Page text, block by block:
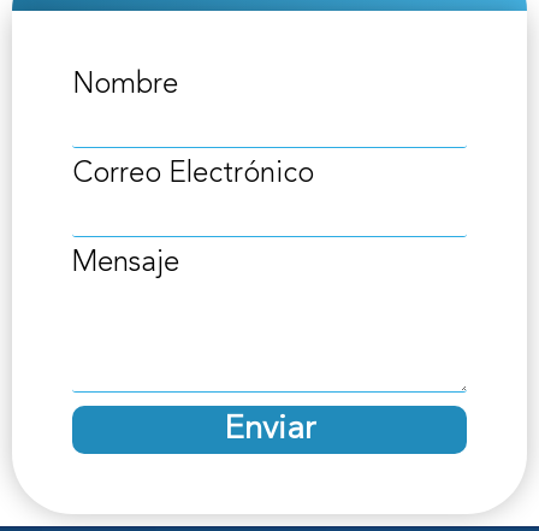
Nombre
Correo Electrónico
Mensaje
Enviar